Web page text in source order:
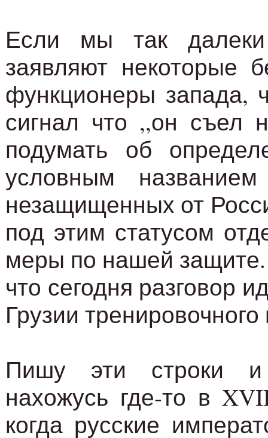
Если мы так
заявляют некоторые
функционеры запада,
сигнал что ,,он съел
подумать об
условным
незащищенных от
под этим статусом
меры по нашей
что сегодня разговор
Грузии
Пишу эти строки и
нахожусь где-то в
когда русские